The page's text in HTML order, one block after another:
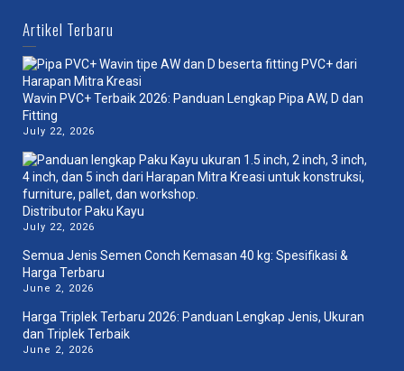
Artikel Terbaru
Wavin PVC+ Terbaik 2026: Panduan Lengkap Pipa AW, D dan
Fitting
July 22, 2026
Distributor Paku Kayu
July 22, 2026
Semua Jenis Semen Conch Kemasan 40 kg: Spesifikasi &
Harga Terbaru
June 2, 2026
Harga Triplek Terbaru 2026: Panduan Lengkap Jenis, Ukuran
dan Triplek Terbaik
June 2, 2026